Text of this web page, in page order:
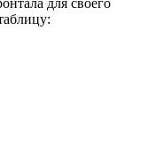
для своего